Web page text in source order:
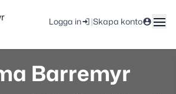
Logga in |Skapa konto
Barremyr